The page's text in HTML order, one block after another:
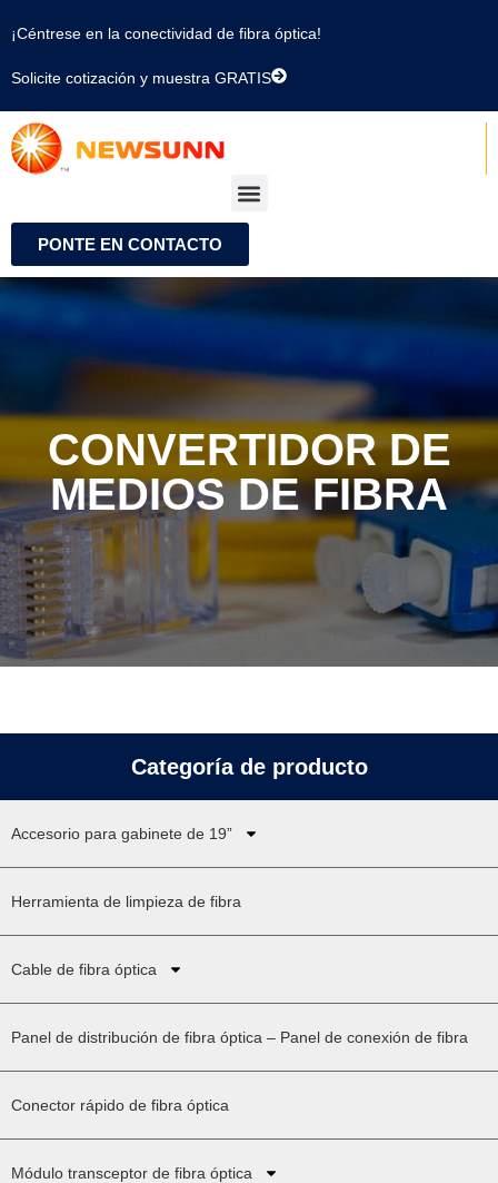
¡Céntrese en la conectividad de fibra óptica!
Solicite cotización y muestra GRATIS
PONTE EN CONTACTO
CONVERTIDOR DE
MEDIOS DE FIBRA
Categoría de producto
Accesorio para gabinete de 19”
Herramienta de limpieza de fibra
Cable de fibra óptica
Panel de distribución de fibra óptica – Panel de conexión de fibra
Conector rápido de fibra óptica
Módulo transceptor de fibra óptica